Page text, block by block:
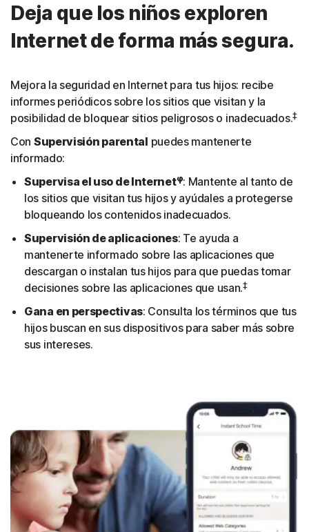
Deja que los niños exploren
Internet de forma más segura.
Mejora la seguridad en Internet para tus hijos: recibe
informes periódicos sobre los sitios que visitan y la
posibilidad de bloquear sitios peligrosos o inadecuados.‡
Con Supervisión parental puedes mantenerte
informado:
Supervisa el uso de Internetφ: Mantente al tanto de
los sitios que visitan tus hijos y ayúdales a protegerse
bloqueando los contenidos inadecuados.
Supervisión de aplicaciones: Te ayuda a
mantenerte informado sobre las aplicaciones que
descargan o instalan tus hijos para que puedas tomar
decisiones sobre las aplicaciones que usan.‡
Gana en perspectivas: Consulta los términos que tus
hijos buscan en sus dispositivos para saber más sobre
sus intereses.